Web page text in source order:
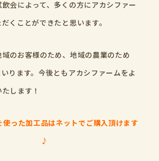
会によって、多くの方にアカシファー
くことができたと思います。
域のお客様のため、地域の農業のため
ります。今後ともアカシファームをよ
します！
使った加工品はネットでご購入頂けます
♪